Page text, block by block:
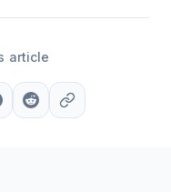
article